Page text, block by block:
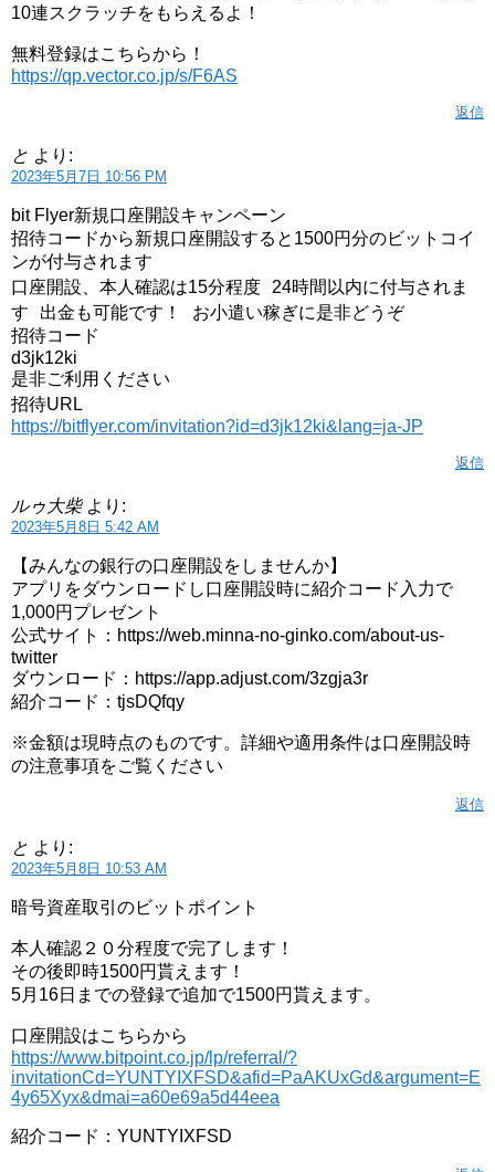
10連スクラッチをもらえるよ！
無料登録はこちらから！
https://qp.vector.co.jp/s/F6AS
返信
と より:
2023年5月7日 10:56 PM
bit Flyer新規口座開設キャンペーン
招待コードから新規口座開設すると1500円分のビットコイ
ンが付与されます
口座開設、本人確認は15分程度 24時間以内に付与されま
す 出金も可能です！ お小遣い稼ぎに是非どうぞ
招待コード
d3jk12ki
是非ご利用ください
招待URL
https://bitflyer.com/invitation?id=d3jk12ki&lang=ja-JP
返信
ルゥ大柴 より:
2023年5月8日 5:42 AM
【みんなの銀行の口座開設をしませんか】
アプリをダウンロードし口座開設時に紹介コード入力で
1,000円プレゼント​
公式サイト：https://web.minna-no-ginko.com/about-us-
twitter
ダウンロード：https://app.adjust.com/3zgja3r
紹介コード：tjsDQfqy
※金額は現時点のものです。詳細や適用条件は口座開設時
の注意事項をご覧ください
返信
と より:
2023年5月8日 10:53 AM
暗号資産取引のビットポイント
本人確認２０分程度で完了します！
その後即時1500円貰えます！
5月16日までの登録で追加で1500円貰えます。
口座開設はこちらから
https://www.bitpoint.co.jp/lp/referral/?
invitationCd=YUNTYIXFSD&afid=PaAKUxGd&argument=E
4y65Xyx&dmai=a60e69a5d44eea
紹介コード：YUNTYIXFSD